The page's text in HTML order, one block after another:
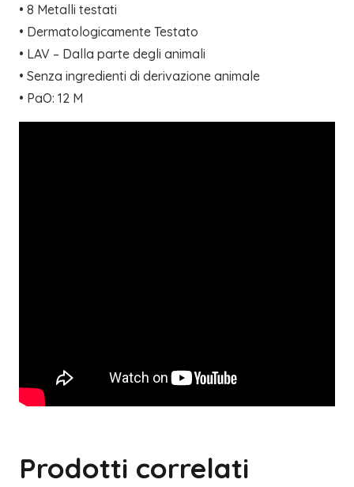
• 8 Metalli testati
• Dermatologicamente Testato
• LAV – Dalla parte degli animali
• Senza ingredienti di derivazione animale
• PaO: 12 M
Prodotti correlati